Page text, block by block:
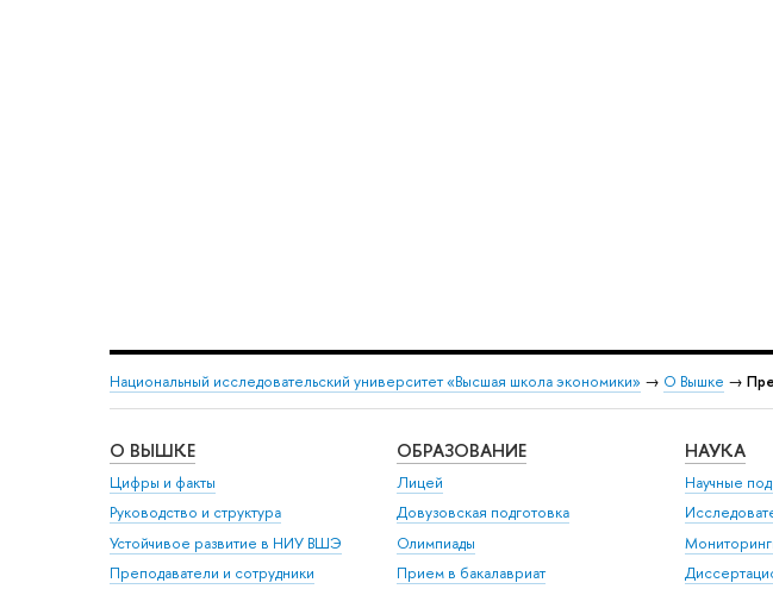
Национальный исследовательский университет «Высшая школа экономики» → О Вышке →
О ВЫШКЕ
Цифры и факты
Руководство и структура
Устойчивое развитие в НИУ ВШЭ
Преподаватели и сотрудники
ОБРАЗОВАНИЕ
Лицей
Довузовская подготовка
Олимпиады
Прием в бакалавриат
НАУКА
Научные